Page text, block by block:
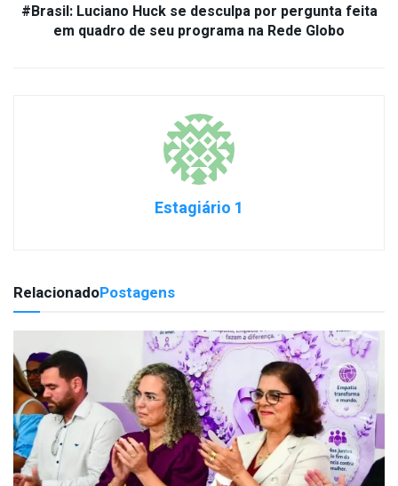
#Brasil: Luciano Huck se desculpa por pergunta feita
em quadro de seu programa na Rede Globo
Estagiário 1
RelacionadoPostagens